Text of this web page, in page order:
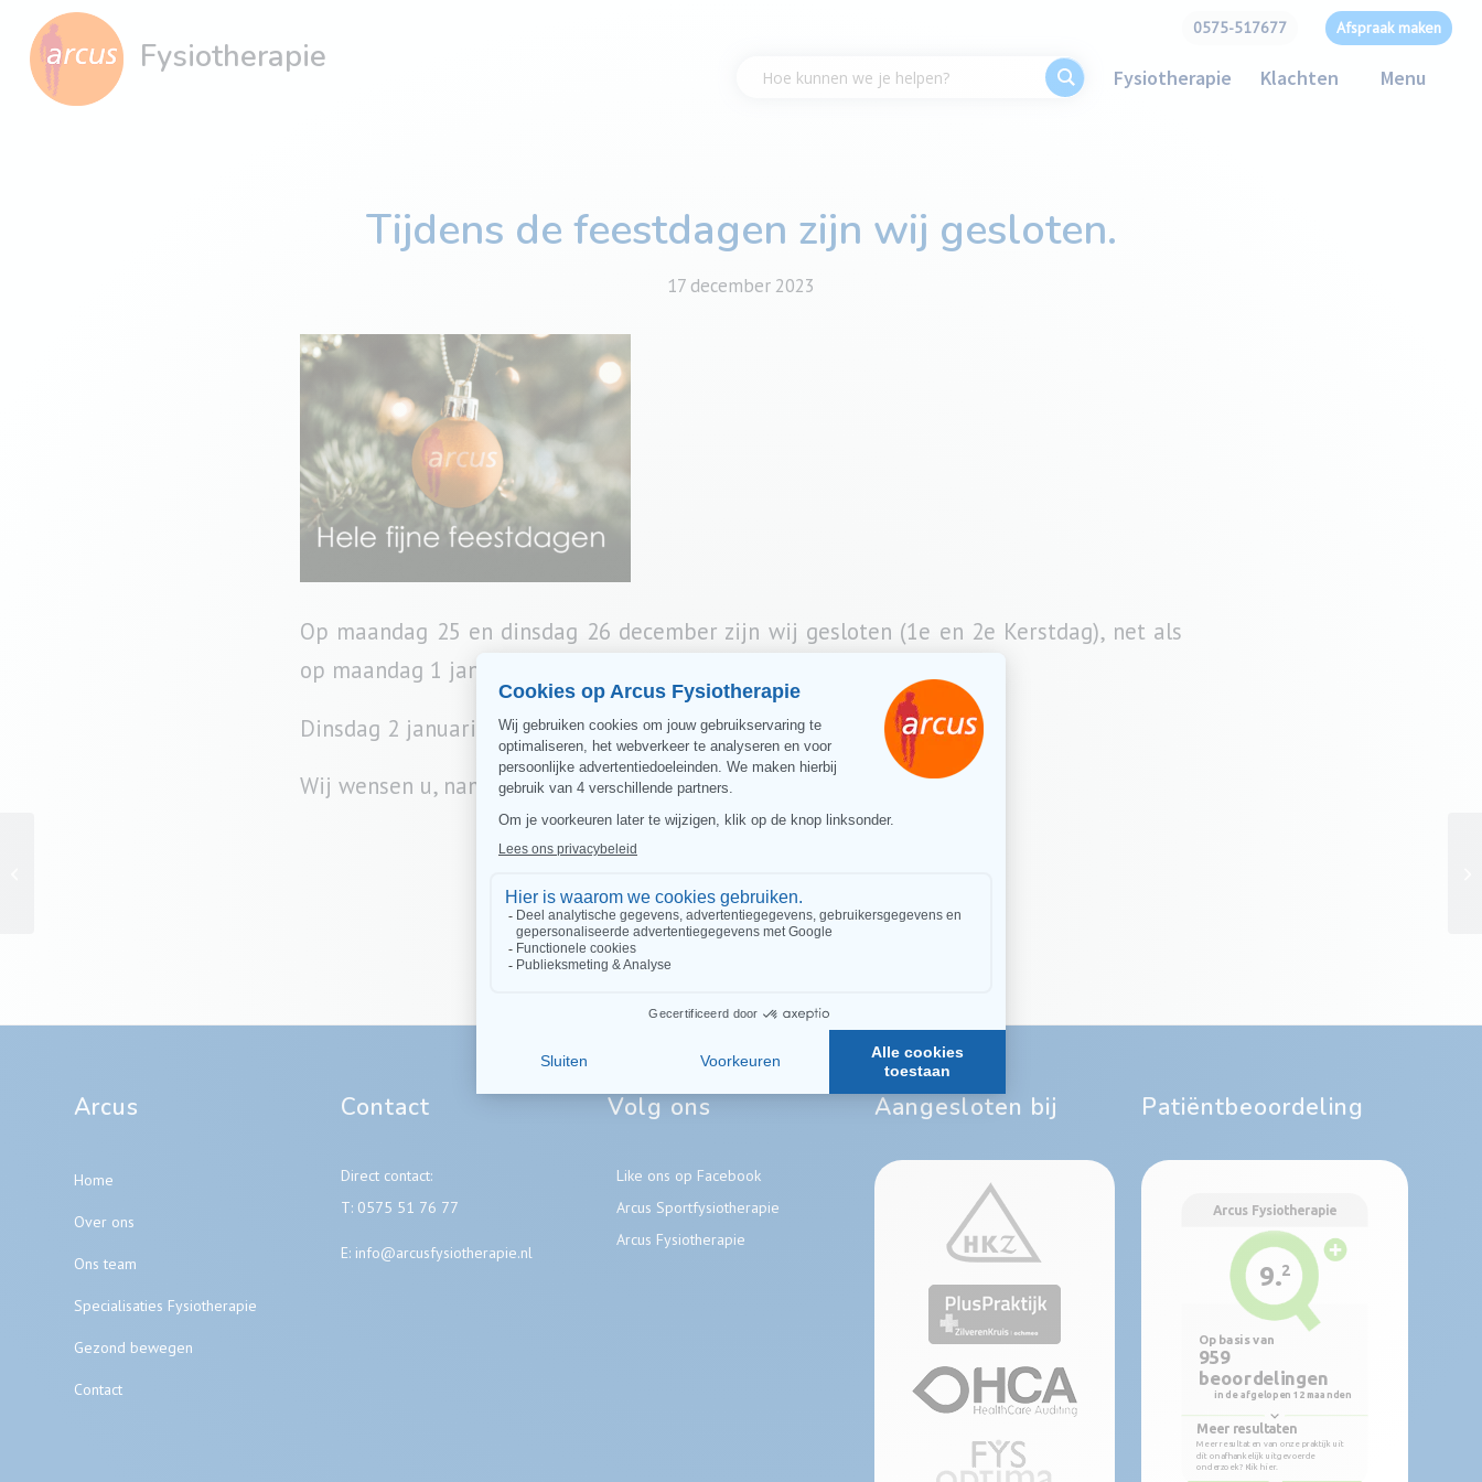
0575-517677 Afspraak maken
Fysiotherapie Klachten Menu
Fysiotherapie
Tijdens de feestdagen zijn wij gesloten.
17 december 2023
Op maandag 25 en dinsdag 26 december zijn wij gesloten (1e en 2e Kerstdag), net als
op maandag 1 januari (Nieuwjaarsdag).
Dinsdag 2 januari start het nieuwe jaar 2024.
Wij wensen u, namens ons hele team, hele fijne feestdagen!
Arcus
Home
Over ons
Ons team
Specialisaties Fysiotherapie
Gezond bewegen
Contact
Contact
Direct contact:
T: 0575 51 76 77
E: info@arcusfysiotherapie.nl
Volg ons
Like ons op Facebook
Arcus Sportfysiotherapie
Arcus Fysiotherapie
Aangesloten bij Patiëntbeoordeling